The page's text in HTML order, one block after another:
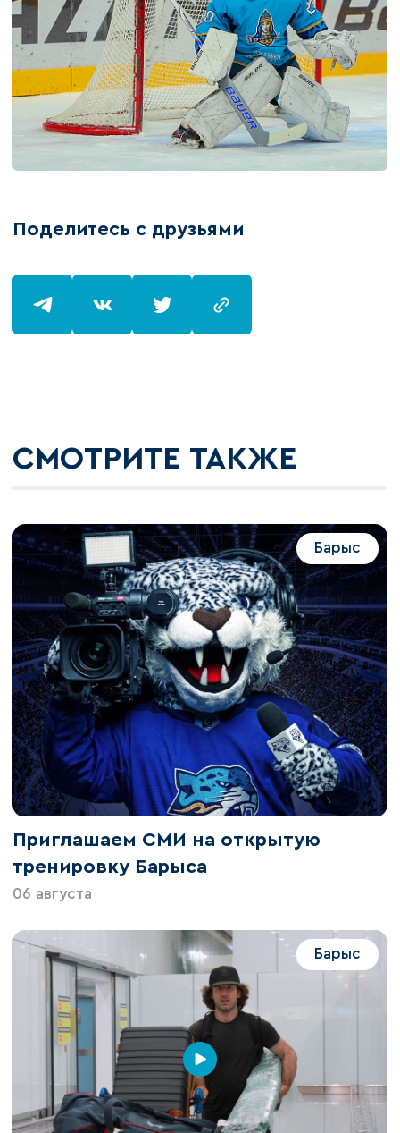
Поделитесь с друзьями
СМОТРИТЕ ТАКЖЕ
Барыс
Приглашаем СМИ на открытую
тренировку Барыса
06 августа
Барыс